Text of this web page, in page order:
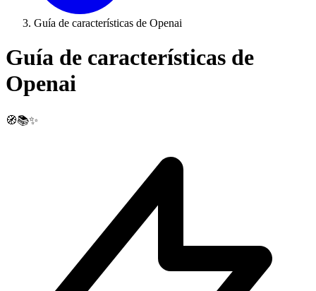
Guía de características de Openai
Guía de características de
Openai
🧭📚✨